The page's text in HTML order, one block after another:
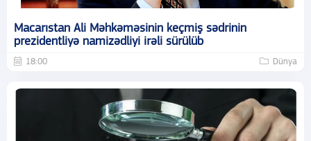
Macarıstan Ali Məhkəməsinin keçmiş sədrinin
prezidentliyə namizədliyi irəli sürülüb
18:00 Dünya